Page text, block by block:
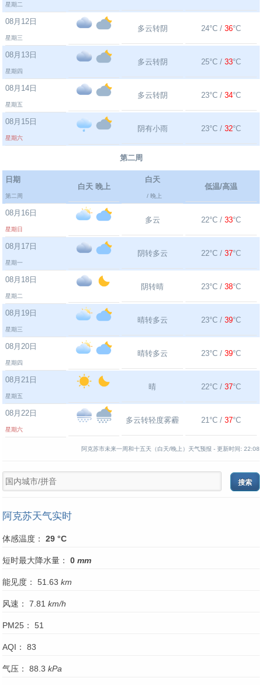
星期二
08月12日
星期三
多云转阴 24°C / 36°C
08月13日
星期四
多云转阴 25°C / 33°C
08月14日
星期五
多云转阴 23°C / 34°C
08月15日
星期六
阴有小雨 23°C / 32°C
第二周
日期
第二周
白天 晚上
白天
/ 晚上
低温/高温
08月16日
星期日
多云 22°C / 33°C
08月17日
星期一
阴转多云 22°C / 37°C
08月18日
星期二
阴转晴 23°C / 38°C
08月19日
星期三
晴转多云 23°C / 39°C
08月20日
星期四
晴转多云 23°C / 39°C
08月21日
星期五
晴 22°C / 37°C
08月22日
星期六
多云转轻度雾霾 21°C / 37°C
阿克苏市未来一周和十五天（白天/晚上）天气预报 - 更新时间: 22:08
阿克苏天气实时
体感温度： 29 °C
短时最大降水量： 0 mm
能见度： 51.63 km
风速： 7.81 km/h
PM25： 51
AQI： 83
气压： 88.3 kPa